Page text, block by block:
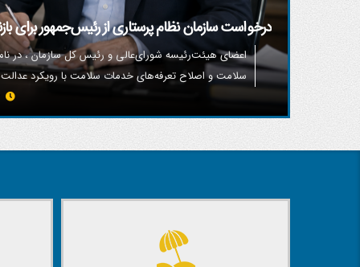
درخواست سازمان نظام پرستاری از رئیس‌جمهور برای
سلامتاعضای هیئت‌رئیسه شورای‌عالی و رئیس کل سازمان ، در
سلامت و اصلاح تعرفه‌های خدمات سلامت با رویکرد